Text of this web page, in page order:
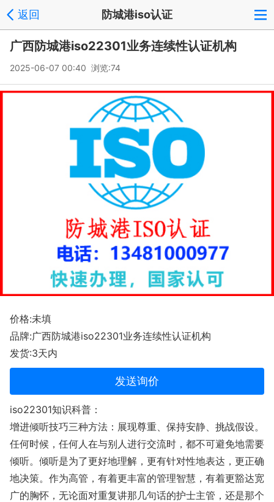
返回 防城港iso认证
广西防城港iso22301业务连续性认证机构
2025-06-07 00:40 浏览:74
价格:未填
品牌:广西防城港iso22301业务连续性认证机构
发货:3天内
发送询价
iso22301知识科普：
增进倾听技巧三种方法：展现尊重、保持安静、挑战假设。
任何时候，任何人在与别人进行交流时，都不可避免地需要
倾听。倾听是为了更好地理解，更有针对性地表达，更正确
地决策。作为高管，有着更丰富的管理智慧，有着更豁达宽
广的胸怀，无论面对重复讲那几句话的护士主管，还是那个